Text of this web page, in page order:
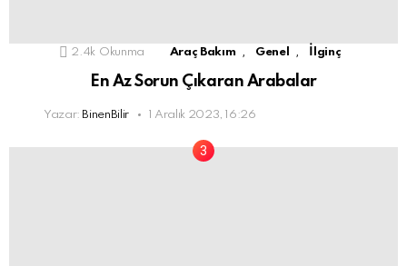
2.4k Okunma Araç Bakım , Genel , İlginç
En Az Sorun Çıkaran Arabalar
Yazar: BinenBilir 1 Aralık 2023, 16:26